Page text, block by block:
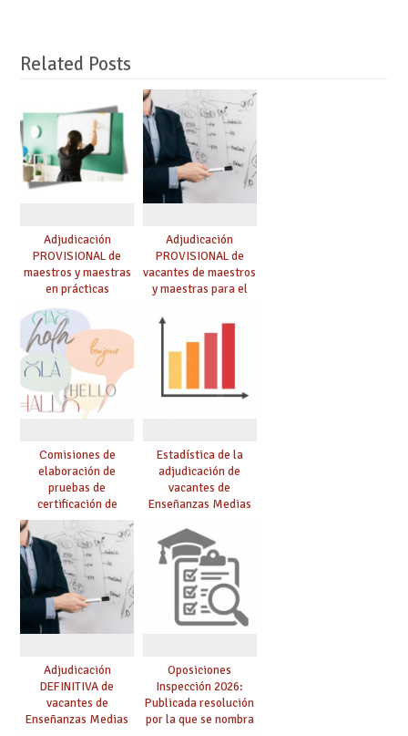
Related Posts
Adjudicación
PROVISIONAL de
maestros y maestras
en prácticas
Adjudicación
PROVISIONAL de
vacantes de maestros
y maestras para el
Comisiones de
elaboración de
pruebas de
certificación de
competencia
lingüística: publicada
resolución definitiva
Estadística de la
adjudicación de
vacantes de
Enseñanzas Medias
Adjudicación
DEFINITIVA de
vacantes de
Enseñanzas Medias
Oposiciones
Inspección 2026:
Publicada resolución
por la que se nombra